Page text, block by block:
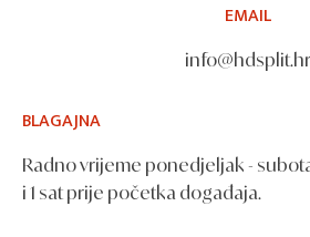
EMAIL
info@hdsplit.hr
BLAGAJNA
Radno vrijeme ponedjeljak -
i 1 sat prije početka događaja.